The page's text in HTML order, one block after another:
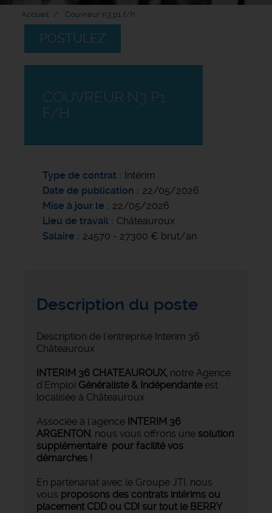
Accueil Couvreur n3 p1 f/h
POSTULEZ
COUVREUR N3 P1
F/H
Type de contrat
Intérim
Date de publication
22/05/2026
Mise à jour le
22/05/2026
Lieu de travail
Châteauroux
Salaire
24570 - 27300 € brut/an
Description du poste
Description de l'entreprise Interim 36
Châteauroux
INTERIM 36 CHATEAUROUX, notre Agence
d'Emploi Généraliste & Indépendante est
localisée à Châteauroux.
Associée à l'agence INTERIM 36
ARGENTON, nous vous offrons une solution
supplémentaire pour facilité vos
démarches !
En partenariat avec le Groupe JTI, nous
vous proposons des contrats intérims ou
placement CDD ou CDI sur tout le BERRY